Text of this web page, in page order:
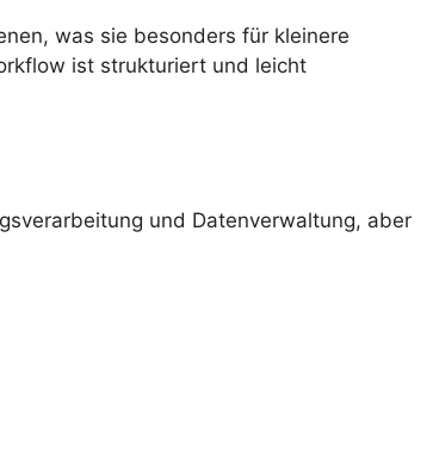
was sie besonders für kleinere
ist strukturiert und leicht
und Datenverwaltung, aber